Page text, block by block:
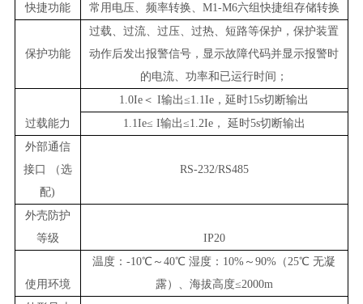
快捷功能
常用电压、频率转换 M1-M6六组快捷组存储转换
保护功能
过载、过流、过压、过热、短路等保护，保护装置
动作后发出报警信号，显示故障代码并显示报警时
的电流、功率和已运行时间；
过载能力
1.0Ie＜ I输出≤1.1Ie，延时15s切断输出
1.1Ie≤ I输出≤1.2Ie， 延时5s切断输出
外部通信
接口 （选
配)
RS-232/RS485
外壳防护
等级
IP20
使用环境
温度：-10℃～40℃ 湿度：10%～90%（25℃ 无凝
露）、海拔高度≤2000m